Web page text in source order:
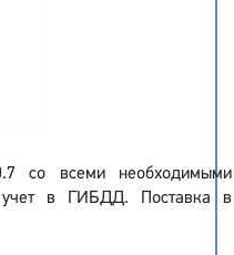
со всеми необходимыми
учет в ГИБДД. Поставка в